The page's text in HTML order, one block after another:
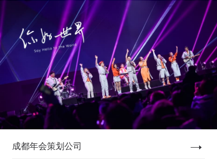
成都年会策划公司